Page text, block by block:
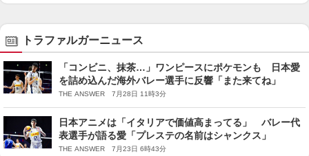
トラファルガーニュース
「コンビニ、抹茶…」ワンピースにポケモンも 日本愛
を詰め込んだ海外バレー選手に反響「また来てね」
THE ANSWER 7月28日 11時3分
日本アニメは「イタリアで価値高まってる」 バレー代
表選手が語る愛「プレステの名前はシャンクス」
THE ANSWER 7月23日 6時43分